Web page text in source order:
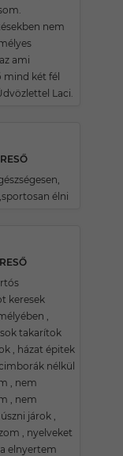
nem
ami
mind két fél
Laci.
élni
keresek
,
takarítok
, házat épitek
nélkül
, nem
, nem
járok ,
, nyelveket
elnyertem